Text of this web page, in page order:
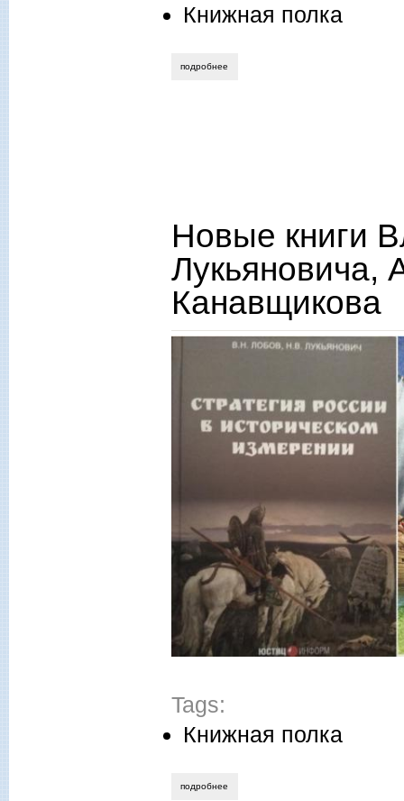
Книжная полка
подробнее
Новые книги
Лукьяновича,
Канавщикова
Tags:
Книжная полка
подробнее